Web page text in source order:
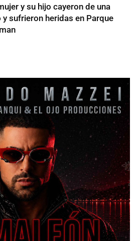
y su hijo cayeron de una
y sufrieron heridas en Parque